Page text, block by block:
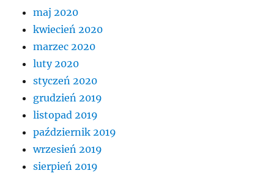
maj 2020
kwiecień 2020
marzec 2020
luty 2020
styczeń 2020
grudzień 2019
listopad 2019
październik 2019
wrzesień 2019
sierpień 2019